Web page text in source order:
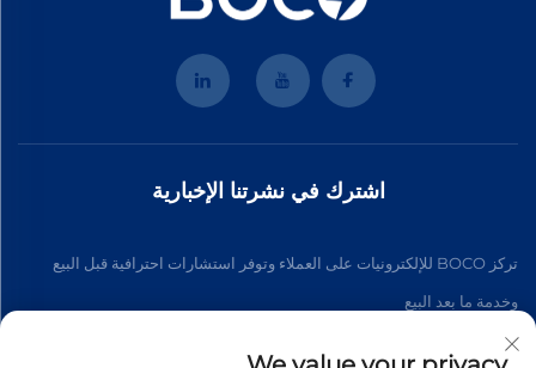
اشترك في نشرتنا الإخبارية
تركز BOCO للإلكترونيات على العملاء وتوفر استشارات احترافية قبل البيع
وخدمة ما بعد البيع